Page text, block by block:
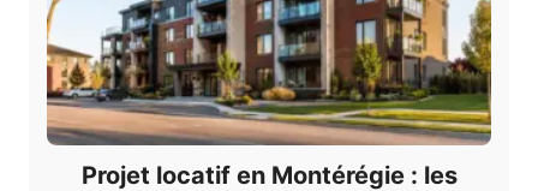
Projet locatif en Montérégie : les